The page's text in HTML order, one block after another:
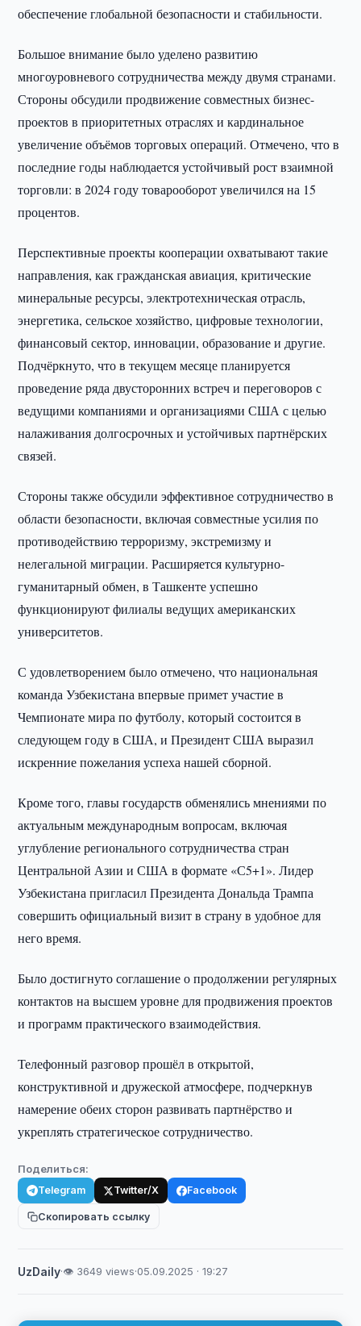
обеспечение глобальной безопасности и стабильности.
Большое внимание было уделено развитию
многоуровневого сотрудничества между двумя странами.
Стороны обсудили продвижение совместных бизнес-
проектов в приоритетных отраслях и кардинальное
увеличение объёмов торговых операций. Отмечено, что в
последние годы наблюдается устойчивый рост взаимной
торговли: в 2024 году товарооборот увеличился на 15
процентов.
Перспективные проекты кооперации охватывают такие
направления, как гражданская авиация, критические
минеральные ресурсы, электротехническая отрасль,
энергетика, сельское хозяйство, цифровые технологии,
финансовый сектор, инновации, образование и другие.
Подчёркнуто, что в текущем месяце планируется
проведение ряда двусторонних встреч и переговоров с
ведущими компаниями и организациями США с целью
налаживания долгосрочных и устойчивых партнёрских
связей.
Стороны также обсудили эффективное сотрудничество в
области безопасности, включая совместные усилия по
противодействию терроризму, экстремизму и
нелегальной миграции. Расширяется культурно-
гуманитарный обмен, в Ташкенте успешно
функционируют филиалы ведущих американских
университетов.
С удовлетворением было отмечено, что национальная
команда Узбекистана впервые примет участие в
Чемпионате мира по футболу, который состоится в
следующем году в США, и Президент США выразил
искренние пожелания успеха нашей сборной.
Кроме того, главы государств обменялись мнениями по
актуальным международным вопросам, включая
углубление регионального сотрудничества стран
Центральной Азии и США в формате «С5+1». Лидер
Узбекистана пригласил Президента Дональда Трампа
совершить официальный визит в страну в удобное для
него время.
Было достигнуто соглашение о продолжении регулярных
контактов на высшем уровне для продвижения проектов
и программ практического взаимодействия.
Телефонный разговор прошёл в открытой,
конструктивной и дружеской атмосфере, подчеркнув
намерение обеих сторон развивать партнёрство и
укреплять стратегическое сотрудничество.
Поделиться:
Telegram Twitter/X Facebook
Скопировать ссылку
UzDaily·👁 3649 views·05.09.2025 · 19:27